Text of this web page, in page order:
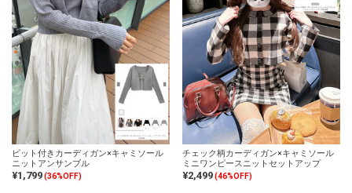
ビット付きカーディガン×キャミソール
ニットアンサンブル
¥1,799(36%OFF)
チェック柄カーディガン×キャミソール
ミニワンピースニットセットアップ
¥2,499(46%OFF)